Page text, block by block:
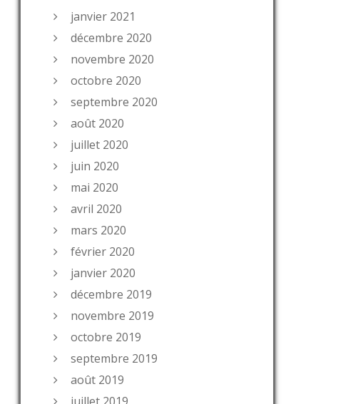
janvier 2021
décembre 2020
novembre 2020
octobre 2020
septembre 2020
août 2020
juillet 2020
juin 2020
mai 2020
avril 2020
mars 2020
février 2020
janvier 2020
décembre 2019
novembre 2019
octobre 2019
septembre 2019
août 2019